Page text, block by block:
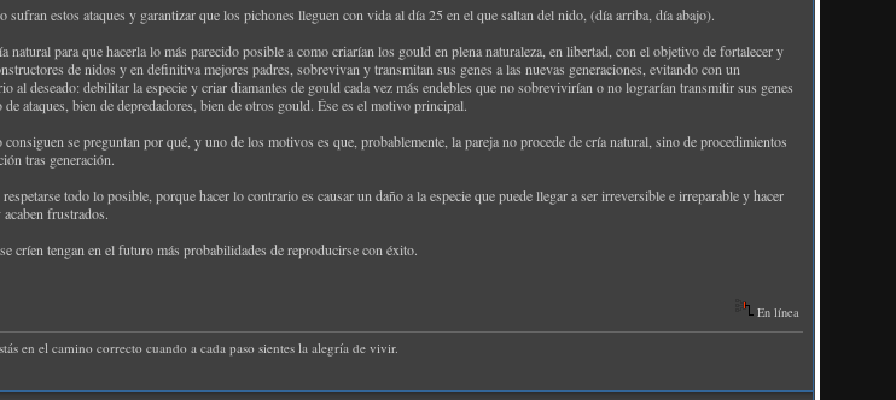
sufran estos ataques y garantizar que los pichones lleguen con vida al día 25 en el que saltan del nido, (día arriba, día abajo).
para que hacerla lo más parecido posible a como criarían los gould en plena naturaleza, en libertad, con el objetivo de fortalecer y
de nidos y en definitiva mejores padres, sobrevivan y transmitan sus genes a las nuevas generaciones, evitando con un
al deseado: debilitar la especie y criar diamantes de gould cada vez más endebles que no sobrevivirían o no lograrían transmitir sus genes
ataques, bien de depredadores, bien de otros gould. Ése es el motivo principal.
se preguntan por qué, y uno de los motivos es que, probablemente, la pareja no procede de cría natural, sino de procedimientos
tras generación.
todo lo posible, porque hacer lo contrario es causar un daño a la especie que puede llegar a ser irreversible e irreparable y hacer
frustrados.
críen tengan en el futuro más probabilidades de reproducirse con éxito.
En línea
en el camino correcto cuando a cada paso sientes la alegría de vivir.